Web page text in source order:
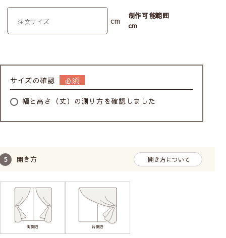
cm
制作可能範囲
cm
サイズの確認
幅と高さ（丈）の測り方を確認しました
開き方 開き方について